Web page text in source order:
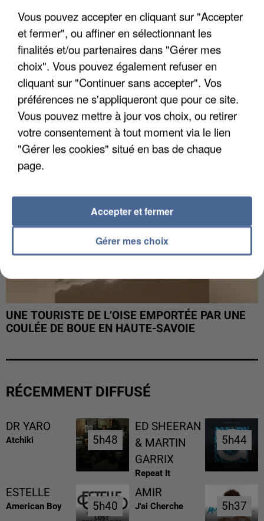
UN SECOND CADRE DE LA DZ MAFIA
INTERPELLÉ EN ALGÉRIE
UNE TOURISTE DE L’OISE EMPORTÉE PAR UNE
COULÉE DE BOUE EN HAUTE-SAVOIE
RÉCEMMENT DIFFUSÉ
DR YARO
Atchiki 5h48
5h48
ED SHEERAN
& MARTIN
GARRIX
Repeat It
5h44
5h44
ESTELLE
American Boy 5h40
5h40
AMIR
J'ai Cherche 5h37
5h37
Vous pouvez accepter en cliquant sur "Accepter
et fermer", ou affiner en sélectionnant les
finalités et/ou partenaires dans "Gérer mes
choix". Vous pouvez également refuser en
cliquant sur "Continuer sans accepter". Vos
préférences ne s'appliqueront que pour ce site.
Vous pouvez mettre à jour vos choix, ou retirer
votre consentement à tout moment via le lien
"Gérer les cookies" situé en bas de chaque
page.
Gérer mes choix
Accepter et fermer